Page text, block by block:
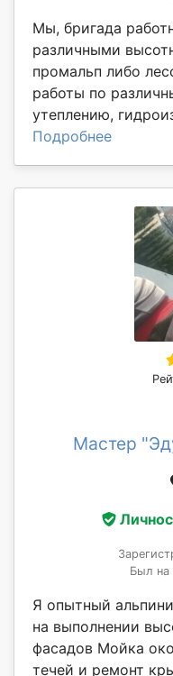
Мы, бригада
различными
промальп либо
работы по
утеплению,
Подробнее
Мастер
Был на
Я опытный
на выполнении
фасадов Мойка
течей и ремонт